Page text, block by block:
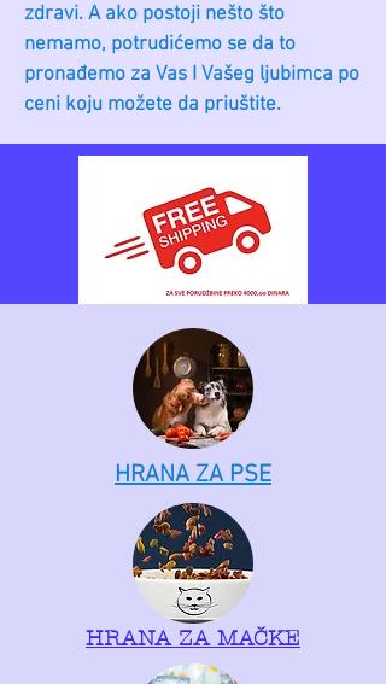
zdravi. A ako postoji nešto što
nemamo, potrudićemo se da to
pronađemo za Vas I Vašeg ljubimca po
ceni koju možete da priuštite.
HRANA ZA PSE
HRANA ZA MAČKE